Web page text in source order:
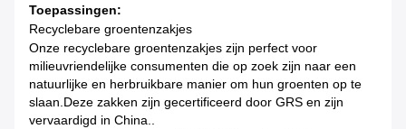
Toepassingen:
Recyclebare groentenzakjes
Onze recyclebare groentenzakjes zijn perfect voor
milieuvriendelijke consumenten die op zoek zijn naar een
natuurlijke en herbruikbare manier om hun groenten op te
slaan.Deze zakken zijn gecertificeerd door GRS en zijn
vervaardigd in China..